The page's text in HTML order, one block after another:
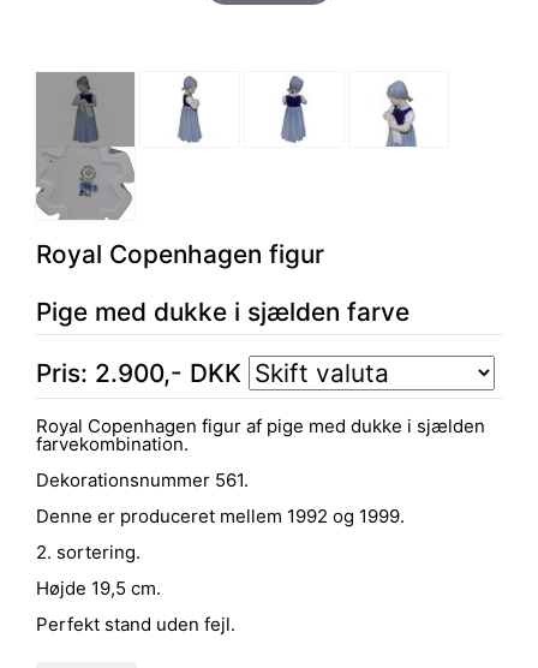
Royal Copenhagen figur
Pige med dukke i sjælden farve
Pris: 2.900,- DKK
Royal Copenhagen figur af pige med dukke i sjælden
farvekombination.
Dekorationsnummer 561.
Denne er produceret mellem 1992 og 1999.
2. sortering.
Højde 19,5 cm.
Perfekt stand uden fejl.